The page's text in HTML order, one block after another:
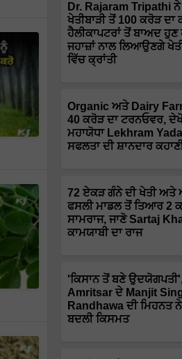
Dr. Rajaram Tripathi
ਖੇਤੀਬਾੜੀ ਤੋਂ 100 ਕਰੋੜ ਦਾ
ਹੈਲੀਕਾਪਟਰਾਂ ਤੋਂ ਬਾਅਦ ਹੁਣ
ਜਹਾਜ਼ਾਂ ਨਾਲ ਲਿਆਉਣਗੇ
ਵਿੱਚ ਕ੍ਰਾਂਤੀ
Organic ਅਤੇ Dairy
40 ਕਰੋੜ ਦਾ ਟਰਨਓਵਰ,
ਮਹਾਯੋਧਾ Lekhram
ਸਫਲਤਾ ਦੀ ਸ਼ਾਨਦਾਰ
72 ਏਕੜ ਗੰਨੇ ਦੀ ਖੇਤੀ ਅਤੇ
ਫਸਲੀ ਮਾਡਲ ਤੋਂ ਤਿਆਰ 2
ਸਾਮਰਾਜ, ਜਾਣੋ Sartaj
ਕਾਮਯਾਬੀ ਦਾ ਰਾਜ
'ਕਿਸਾਨ ਤੋਂ ਬਣੇ
Amritsar ਦੇ Manjit
Randhawa ਦੀ ਮਿਹਨਤ
ਬਦਲੀ ਕਿਸਮਤ